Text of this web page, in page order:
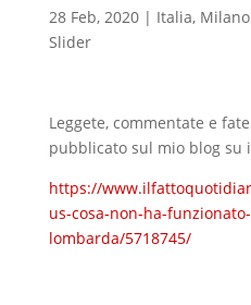
28 Feb, 2020| Italia,
Slider
Leggete, commentate e
pubblicato sul mio blog
https://
us-cosa-non-ha-
lombarda/5718745/